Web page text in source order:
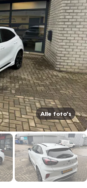
Alle foto's